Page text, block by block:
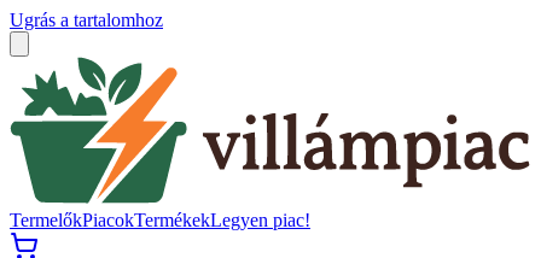
Ugrás a tartalomhoz
TermelőkPiacokTermékekLegyen piac!